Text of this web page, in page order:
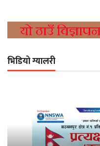
भिडियो ग्यालरी